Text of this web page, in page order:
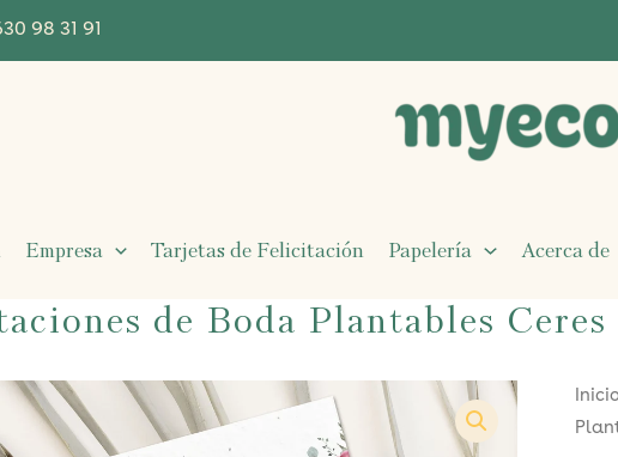
98 31 91
Empresa Tarjetas de Felicitación Papelería Acerca de
de Boda Plantables Ceres